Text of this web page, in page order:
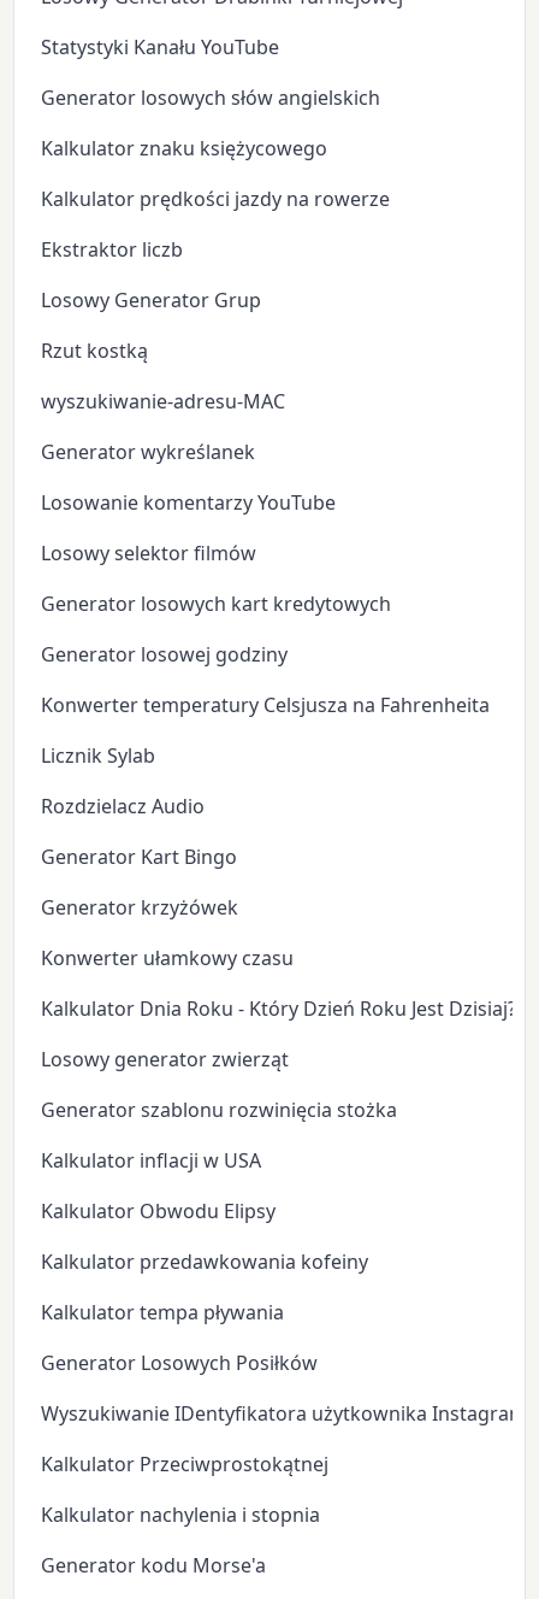
Statystyki Kanału YouTube
Generator losowych słów angielskich
Kalkulator znaku księżycowego
Kalkulator prędkości jazdy na rowerze
Ekstraktor liczb
Losowy Generator Grup
Rzut kostką
wyszukiwanie-adresu-MAC
Generator wykreślanek
Losowanie komentarzy YouTube
Losowy selektor filmów
Generator losowych kart kredytowych
Generator losowej godziny
Konwerter temperatury Celsjusza na Fahrenheita
Licznik Sylab
Rozdzielacz Audio
Generator Kart Bingo
Generator krzyżówek
Konwerter ułamkowy czasu
Kalkulator Dnia Roku - Który Dzień Roku Jest Dzisiaj?
Losowy generator zwierząt
Generator szablonu rozwinięcia stożka
Kalkulator inflacji w USA
Kalkulator Obwodu Elipsy
Kalkulator przedawkowania kofeiny
Kalkulator tempa pływania
Generator Losowych Posiłków
Wyszukiwanie IDentyfikatora użytkownika Instagram
Kalkulator Przeciwprostokątnej
Kalkulator nachylenia i stopnia
Generator kodu Morse'a